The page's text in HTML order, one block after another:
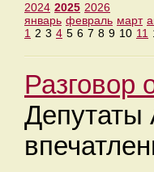
2024 2025 2026
январь февраль март
1 2 3 4 5 6 7 8 9 10 11
Разговор
Депутаты